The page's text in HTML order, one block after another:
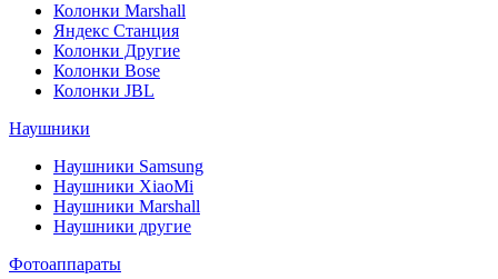
Колонки Marshall
Яндекс Станция
Колонки Другие
Колонки Bose
Колонки JBL
Наушники
Наушники Samsung
Наушники XiaoMi
Наушники Marshall
Наушники другие
Фотоаппараты